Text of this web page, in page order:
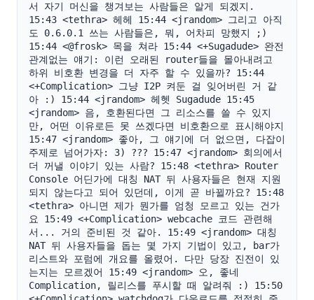
서 자기 머신을 챙겨보는 사람들은 알게 되겠지.
15:43 <tethra> 헤헤 15:44 <jrandom> 그리고 아직
도 0.6.0.1 쓰는 사람들은, 뭐, 어차피 망했지 ;)
15:44 <@frosk> 목을 쳐라 15:44 <+Sugadude> 완전
관계없는 얘기: 이런 오래된 router들을 몰아내려고
하위 비호환 변경을 더 자주 할 수 있을까? 15:44
<+Complication> 그냥 I2P 켜둔 걸 잊어버린 거 같
아 :) 15:44 <jrandom> 헤헷 Sugadude 15:45
<jrandom> 음, 호환된다면 그 리소스를 쓸 수 있지
만, 어떤 이유로든 못 쓰겠다면 비호환으로 표시해야지
15:47 <jrandom> 좋아, 그 얘기에 더 없으면, 다잡이
주제로 넘어가자: 3) ??? 15:47 <jrandom> 회의에서
더 꺼낼 이야기 있는 사람? 15:48 <tethra> Router
Console 어딘가에 대칭 NAT 뒤 사용자들은 현재 지원
되지 않는다고 되어 있던데, 이게 곧 바뀔까요? 15:48
<tethra> 아니면 제가 뭔가를 엄청 모르고 있는 건가
요 15:49 <+Complication> webcache 코드 관련해
서... 거의 준비된 것 같아. 15:49 <jrandom> 대칭
NAT 뒤 사용자들을 돕는 몇 가지 기법이 있고, bar가
리스트와 포럼에 개요를 올렸어. 다만 당장 진전이 있
는지는 모르겠어 15:49 <jrandom> 오, 좋네
Complication, 릴리스를 푸시할 때 알려줘 :) 15:50